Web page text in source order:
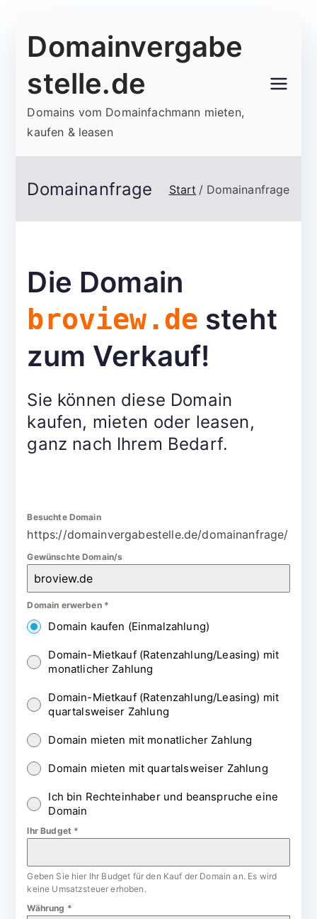
Inhalt
Domainvergabe
stelle.de
Domains vom Domainfachmann mieten,
kaufen & leasen
Domainanfrage Start Domainanfrage
Die Domain
broview.de steht
zum Verkauf!
Sie können diese Domain
kaufen, mieten oder leasen,
ganz nach Ihrem Bedarf.
Besuchte Domain
https://domainvergabestelle.de/domainanfrage/
Gewünschte Domain/s
Domain erwerben *
Domain kaufen (Einmalzahlung)
Domain-Mietkauf (Ratenzahlung/Leasing) mit
monatlicher Zahlung
Domain-Mietkauf (Ratenzahlung/Leasing) mit
quartalsweiser Zahlung
Domain mieten mit monatlicher Zahlung
Domain mieten mit quartalsweiser Zahlung
Ich bin Rechteinhaber und beanspruche eine
Domain
Ihr Budget *
Geben Sie hier Ihr Budget für den Kauf der Domain an. Es wird
keine Umsatzsteuer erhoben.
Währung *